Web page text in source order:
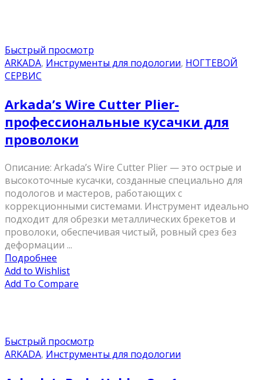
Быстрый просмотр
ARKADA, Инструменты для подологии, НОГТЕВОЙ
СЕРВИС
Arkada’s Wire Cutter Plier-
профессиональные кусачки для
проволоки
Описание: Arkada’s Wire Cutter Plier — это острые и
высокоточные кусачки, созданные специально для
подологов и мастеров, работающих с
коррекционными системами. Инструмент идеально
подходит для обрезки металлических брекетов и
проволоки, обеспечивая чистый, ровный срез без
деформации ...
Подробнее
Add to Wishlist
Add To Compare
Быстрый просмотр
ARKADA, Инструменты для подологии